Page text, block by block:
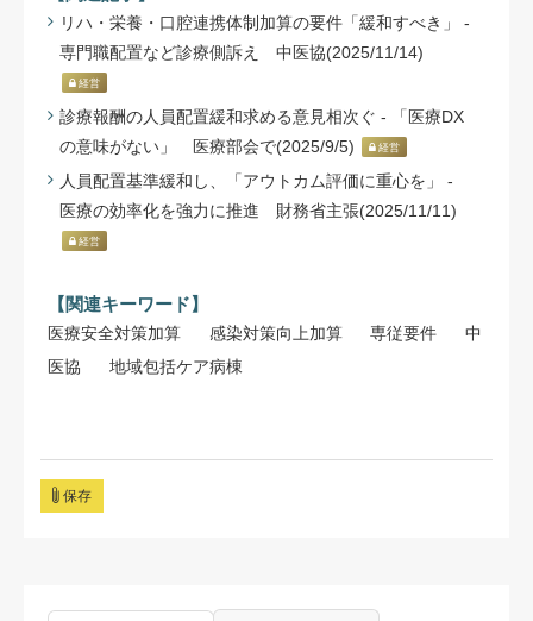
リハ・栄養・口腔連携体制加算の要件「緩和すべき」 -
専門職配置など診療側訴え 中医協(2025/11/14)
経営
診療報酬の人員配置緩和求める意見相次ぐ - 「医療DX
の意味がない」 医療部会で(2025/9/5)
経営
人員配置基準緩和し、「アウトカム評価に重心を」 -
医療の効率化を強力に推進 財務省主張(2025/11/11)
経営
【関連キーワード】
医療安全対策加算 感染対策向上加算 専従要件
中
医協
地域包括ケア病棟
保存